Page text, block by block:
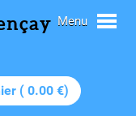
(0.00 €)
Menu